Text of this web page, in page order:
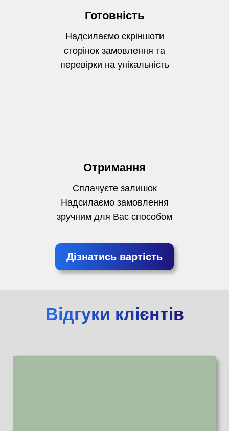
Готовність
Надсилаємо скріншоти
сторінок замовлення та
перевірки на унікальність
Отримання
Сплачуєте залишок
Надсилаємо замовлення
зручним для Вас способом
Дізнатись вартість
Відгуки клієнтів